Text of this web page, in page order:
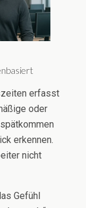
erfasst
oder
erkennen.
nicht
Gefühl